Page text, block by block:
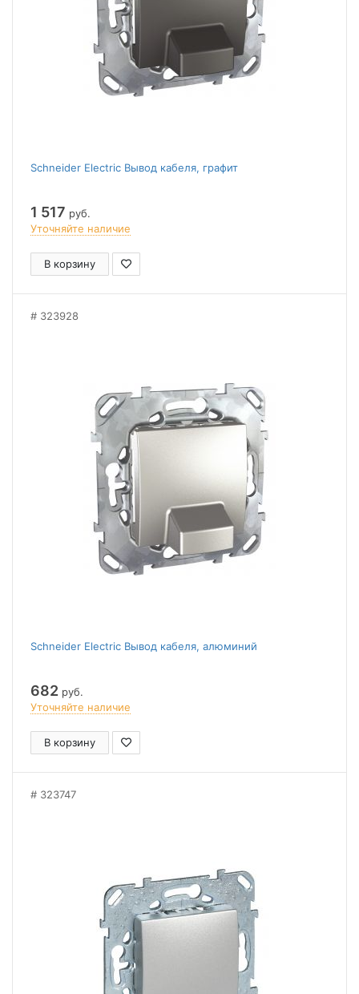
Schneider Electric Вывод кабеля, графит
1 517 руб.
Уточняйте наличие
В корзину
323928
Schneider Electric Вывод кабеля, алюминий
682 руб.
Уточняйте наличие
В корзину
323747